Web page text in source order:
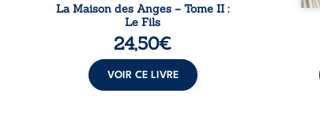
La Maison des Anges – Tome II :
Le Fils
24,50€
VOIR CE LIVRE